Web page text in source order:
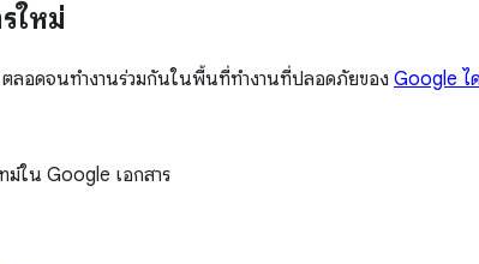
ใหม่
อดจนทำงานร่วมกันในพื้นที่ทำงานที่ปลอดภัยของ Google ไ
ม์ใน Google เอกสาร